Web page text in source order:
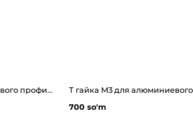
T гайка М4 для алюминиевого профиля 20x20
700 so'm